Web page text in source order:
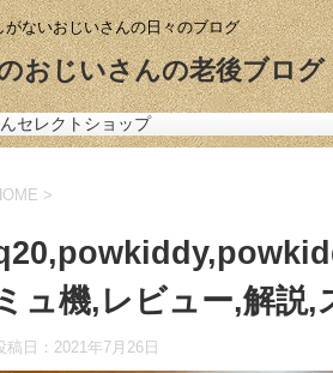
がないおじいさんの日々のブログ
おじいさんの老後ブログ
セレクトショップ
>
ミュ機,レビュー,解説
稿日： 2021年7月26日